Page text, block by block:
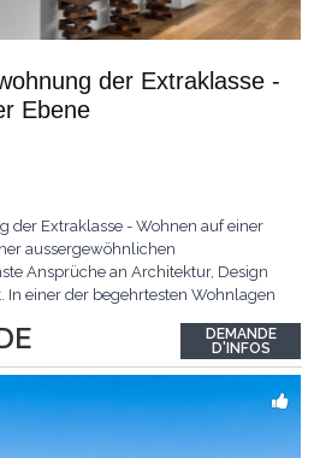
der Extraklasse -
Ebene
der Extraklasse - Wohnen auf einer
aussergewöhnlichen
Ansprüche an Architektur, Design
einer der begehrtesten Wohnlagen
230 m² Wohnfläche, das
und zeitlose Eleganz auf
DEMANDE
D'INFOS